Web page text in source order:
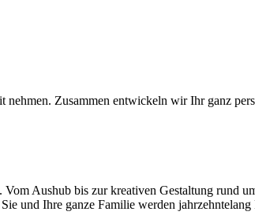
Zusammen entwickeln wir Ihr ganz
Aushub bis zur kreativen Gestaltung rund
und Ihre ganze Familie werden